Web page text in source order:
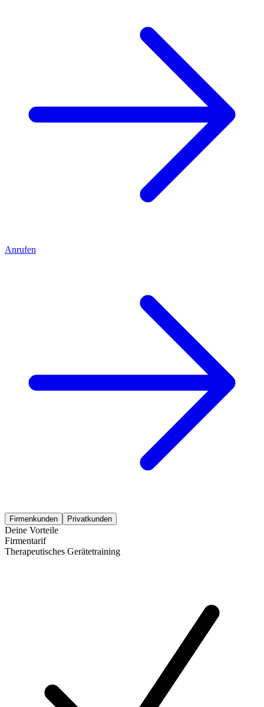
Anrufen
Firmenkunden Privatkunden
Deine Vorteile
Firmentarif
Therapeutisches Gerätetraining